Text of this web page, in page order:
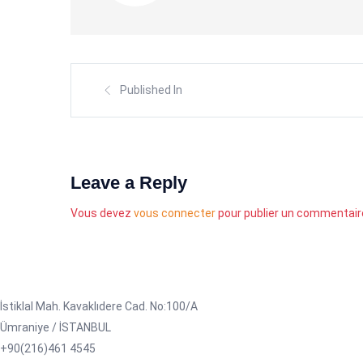
Published In
Leave a Reply
Vous devez vous connecterpour publier un
İstiklal Mah. Kavaklıdere Cad. No:100/A
Ümraniye / İSTANBUL
+90(216)461 4545